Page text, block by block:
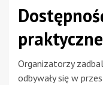
praktyczne
Organizatorzy
odbywały się w